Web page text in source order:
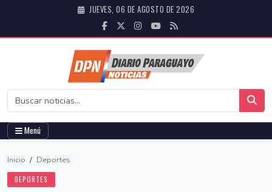
JUEVES, 06 DE AGOSTO DE 2026
Menú
Inicio / Deportes
DEPORTES